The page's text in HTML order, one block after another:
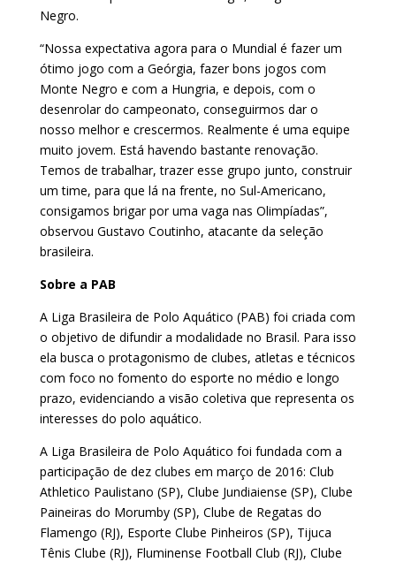
Negro.
“Nossa expectativa agora para o Mundial é fazer um
ótimo jogo com a Geórgia, fazer bons jogos com
Monte Negro e com a Hungria, e depois, com o
desenrolar do campeonato, conseguirmos dar o
nosso melhor e crescermos. Realmente é uma equipe
muito jovem. Está havendo bastante renovação.
Temos de trabalhar, trazer esse grupo junto, construir
um time, para que lá na frente, no Sul-Americano,
consigamos brigar por uma vaga nas Olimpíadas”,
observou Gustavo Coutinho, atacante da seleção
brasileira.
Sobre a PAB
A Liga Brasileira de Polo Aquático (PAB) foi criada com
o objetivo de difundir a modalidade no Brasil. Para isso
ela busca o protagonismo de clubes, atletas e técnicos
com foco no fomento do esporte no médio e longo
prazo, evidenciando a visão coletiva que representa os
interesses do polo aquático.
A Liga Brasileira de Polo Aquático foi fundada com a
participação de dez clubes em março de 2016: Club
Athletico Paulistano (SP), Clube Jundiaiense (SP), Clube
Paineiras do Morumby (SP), Clube de Regatas do
Flamengo (RJ), Esporte Clube Pinheiros (SP), Tijuca
Tênis Clube (RJ), Fluminense Football Club (RJ), Clube